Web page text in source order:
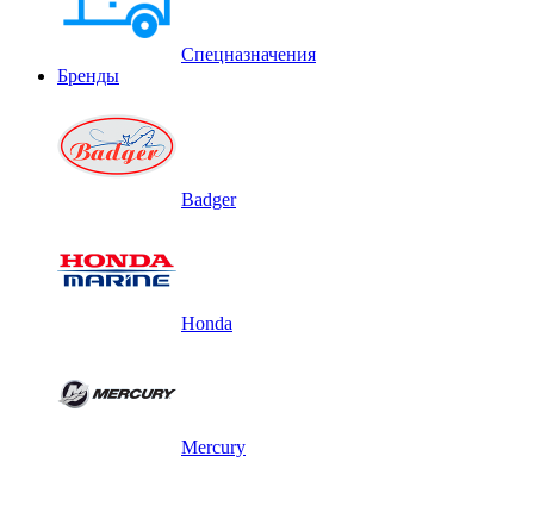
Спецназначения
Бренды
Badger
Honda
Mercury